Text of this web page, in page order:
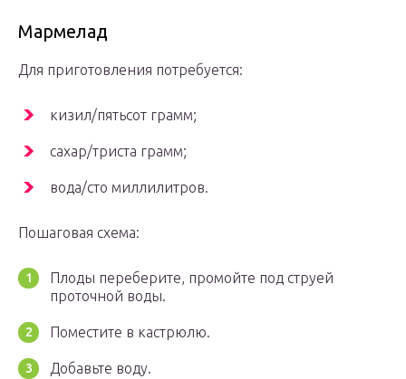
Мармелад
Для приготовления потребуется:
кизил/пятьсот грамм;
сахар/триста грамм;
вода/сто миллилитров.
Пошаговая схема:
Плоды переберите, промойте под струей
проточной воды.
Поместите в кастрюлю.
Добавьте воду.